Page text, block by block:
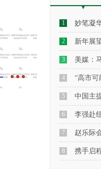
1 妙笔凝华章
2 新年展望 | 中
3 美媒：
4 “高市可能参拜靖国
5 中国主
6 李强赴纽
7 赵乐际
8 携手启程 合作